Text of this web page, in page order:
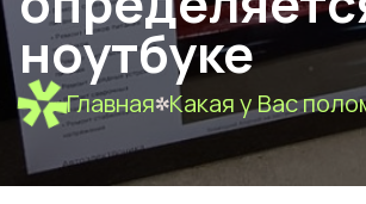
ноутбуке
Главная Какая у Вас